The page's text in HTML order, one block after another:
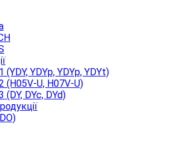
(YDY, YDYp, YDYp, YDYt)
(H05V-U, H07V-U)
(DY, DYc, DYd)